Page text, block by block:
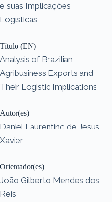
e suas Implicações
Logísticas
Título (EN)
Analysis of Brazilian
Agribusiness Exports and
Their Logistic Implications
Autor(es)
Daniel Laurentino de Jesus
Xavier
Orientador(es)
João Gilberto Mendes dos
Reis